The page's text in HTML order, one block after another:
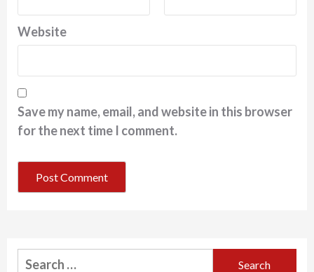
Website
Save my name, email, and website in this browser
for the next time I comment.